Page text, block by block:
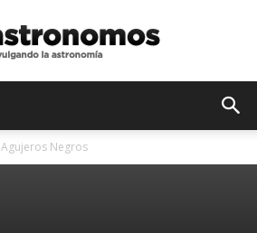
Agujeros Negros